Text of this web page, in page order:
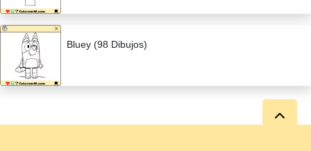
Bluey (98 Dibujos)